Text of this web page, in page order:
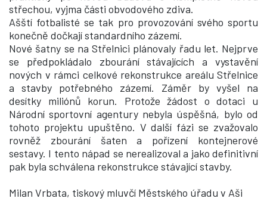
střechou, vyjma části obvodového zdiva.
Ašští fotbalisté se tak pro provozování svého sportu
konečně dočkají standardního zázemí.
Nové šatny se na Střelnici plánovaly řadu let. Nejprve
se předpokládalo zbourání stávajících a vystavění
nových v rámci celkové rekonstrukce areálu Střelnice
a stavby potřebného zázemí. Záměr by vyšel na
desítky miliónů korun. Protože žádost o dotaci u
Národní sportovní agentury nebyla úspěšná, bylo od
tohoto projektu upuštěno. V další fázi se zvažovalo
rovněž zbourání šaten a pořízení kontejnerové
sestavy. I tento nápad se nerealizoval a jako definitivní
pak byla schválena rekonstrukce stávající stavby.
Milan Vrbata, tiskový mluvčí Městského úřadu v Aši